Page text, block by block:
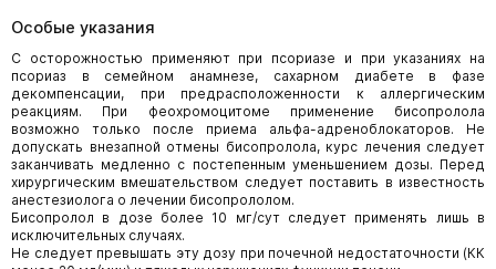
Особые указания
С осторожностью применяют при псориазе и при указаниях на
псориаз в семейном анамнезе, сахарном диабете в фазе
декомпенсации, при предрасположенности к аллергическим
реакциям. При феохромоцитоме применение бисопролола
возможно только после приема альфа-адреноблокаторов. Не
допускать внезапной отмены бисопролола, курс лечения следует
заканчивать медленно с постепенным уменьшением дозы. Перед
хирургическим вмешательством следует поставить в известность
анестезиолога о лечении бисопрололом.
Бисопролол в дозе более 10 мг/сут следует применять лишь в
исключительных случаях.
Не следует превышать эту дозу при почечной недостаточности (КК